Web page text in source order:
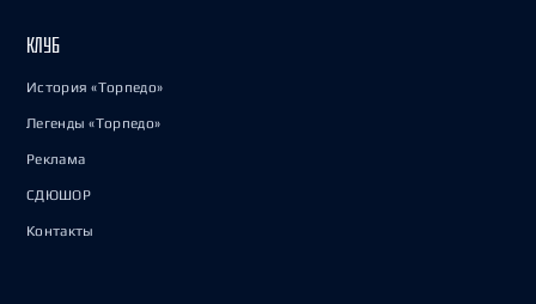
КЛУБ
История «Торпедо»
Легенды «Торпедо»
Реклама
СДЮШОР
Контакты